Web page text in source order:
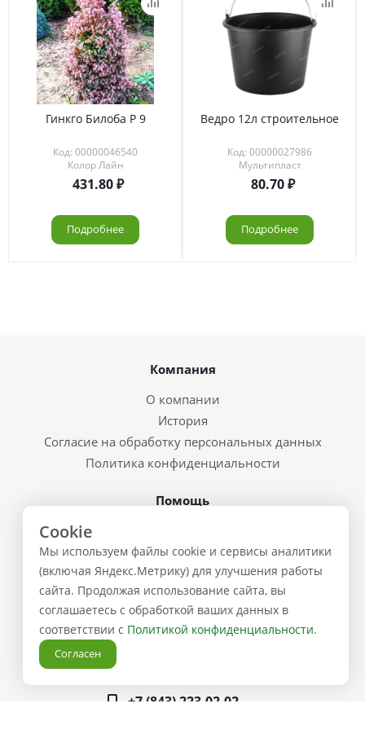
Гинкго Билоба Р 9
Код: 00000046540
Колор Лайн
431.80
Подробнее
Ведро 12л строительное
Код: 00000027986
Мультипласт
80.70
Подробнее
Компания
О компании
История
Согласие на обработку персональных данных
Политика конфиденциальности
Помощь
Система скидок
Возврат товара и брак
Восстановление пароля
Предварительные заказы
+7 (843) 223-02-02
Cookie
Мы используем файлы cookie и сервисы аналитики
(включая Яндекс.Метрику) для улучшения работы
сайта. Продолжая использование сайта, вы
соглашаетесь с обработкой ваших данных в
соответствии с Политикой конфиденциальности.
Согласен